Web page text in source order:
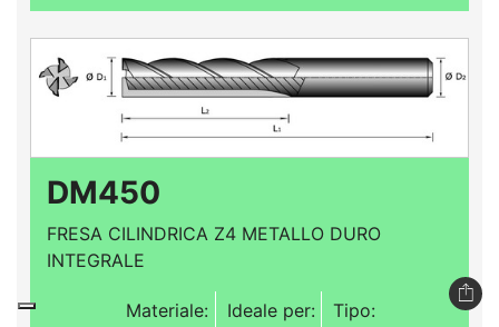
DM450
FRESA CILINDRICA Z4 METALLO DURO
INTEGRALE
Materiale:
Ideale per:
Tipo: